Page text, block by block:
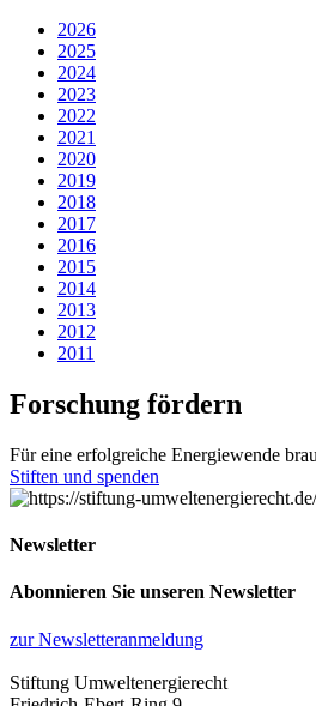
2026
2025
2024
2023
2022
2021
2020
2019
2018
2017
2016
2015
2014
2013
2012
2011
Forschung fördern
Für eine erfolgreiche Energiewende
Stiften und spenden
Newsletter
Abonnieren Sie unseren Newsletter
zur Newsletteranmeldung
Stiftung Umweltenergierecht